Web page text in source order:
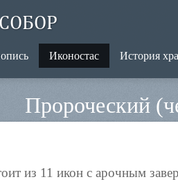
Иконостас История
Пророческий
из 11 икон с арочным